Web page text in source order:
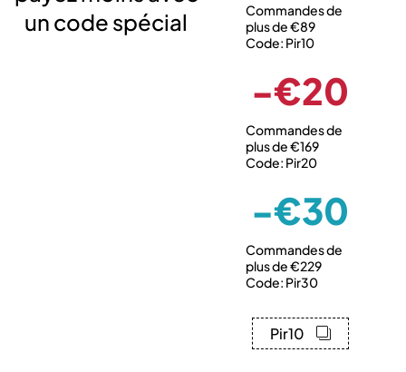
un code spécial
Commandes de
plus de €89
Code: Pir10
-€20
Commandes de
plus de €169
Code: Pir20
-€30
Commandes de
plus de €229
Code: Pir30
Pir10